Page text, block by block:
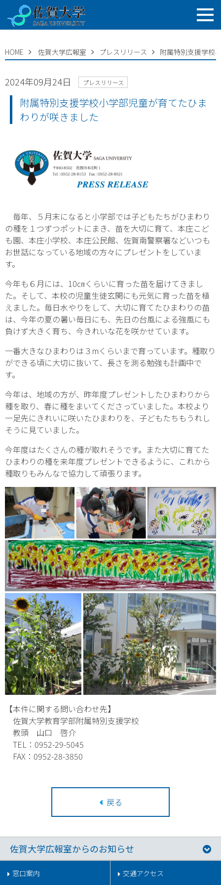
HOME 佐賀大学広報室 プレスリリース 附属特別支援学校
2024年09月24日 プレスリリース
附属特別支援学校小学部児童が育てたひま
わりが咲きました
毎年、５月末になると小学部では子どもたちがひまわり
の種を１つずつポットにまき、苗を大切に育て、本庄こど
も園、本庄小学校、本庄公民館、佐賀南警察署などいつも
お世話になっている地域の方々にプレゼントをしていま
す。
今年も６月には、10㎝くらいに育った苗を届けてきまし
た。そして、本校の児童生徒玄関にも元気に育った苗を植
えました。毎日水やりをして、大切に育てたひまわりの苗
は、今年の夏の暑い毎日にも、先日の台風による強風にも
負けず大きく育ち、今きれいな花を咲かせています。
一番大きなひまわりは３mくらいまで育っています。種取り
ができる頃に大切に抜いて、長さを測る勉強も計画中で
す。
今年は、地域の方が、昨年度プレゼントしたひまわりから
種を取り、春に種をまいてくださっていました。本校より
一足先にきれいに咲いたひまわりを、子どもたちもうれし
そうに見ていました。
今年度はたくさんの種が取れそうです。また大切に育てた
ひまわりの種を来年度プレゼントできるように、これから
種取りもみんなで協力して頑張ります。
【本件に関する問い合わせ先】
佐賀大学教育学部附属特別支援学校
教頭 山口 啓介
TEL：0952-29-5045
FAX：0952-28-3850
戻る
佐賀大学広報室からのお知らせ
窓口案内 交通アクセス